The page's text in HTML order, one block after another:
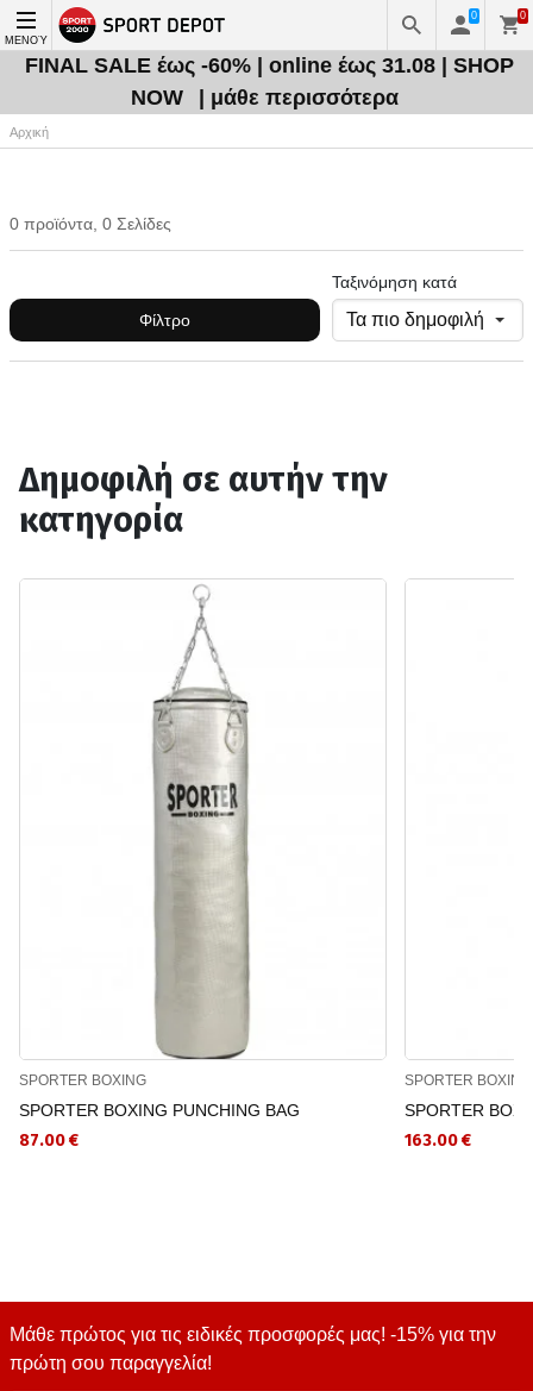
ΜΕΝΟΎ
0 0
FINAL SALE έως -60% | online έως 31.08 | SHOP
NOW
| μάθε περισσότερα
Αρχική
0 προϊόντα, 0 Σελίδες
Φίλτρο
Ταξινόμηση κατά
Δημοφιλή σε αυτήν την
κατηγορία
SPORTER BOXING
SPORTER BOXING PUNCHING BAG
87.00 €
SPORTER BOXING
SPORTER
163.00 €
Μάθε πρώτος για τις ειδικές προσφορές μας! -15% για την
πρώτη σου παραγγελία!